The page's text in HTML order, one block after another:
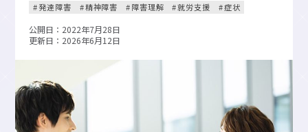
発達障害 精神障害 障害理解 就労支援 症状
公開日：2022年7月28日
更新日：2026年6月12日